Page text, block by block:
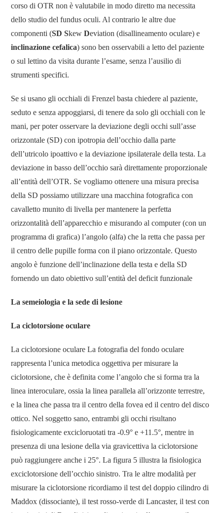
corso di OTR non è valutabile in modo diretto ma necessita
dello studio del fundus oculi. Al contrario le altre due
componenti (SD SkewDeviation (disallineamento oculare) e
inclinazione cefalica) sono ben osservabili a letto del paziente
o sul lettino da visita durante l’esame, senza l’ausilio di
strumenti specifici.
Se si usano gli occhiali di Frenzel basta chiedere al paziente,
seduto e senza appoggiarsi, di tenere da solo gli occhiali con le
mani, per poter osservare la deviazione degli occhi sull’asse
orizzontale (SD) con ipotropia dell’occhio dalla parte
dell’utricolo ipoattivo e la deviazione ipsilaterale della testa. La
deviazione in basso dell’occhio sarà direttamente proporzionale
all’entità dell’OTR. Se vogliamo ottenere una misura precisa
della SD possiamo utilizzare una macchina fotografica con
cavalletto munito di livella per mantenere la perfetta
orizzontalità dell’apparecchio e misurando al computer (con un
programma di grafica) l’angolo (alfa) che la retta che passa per
il centro delle pupille forma con il piano orizzontale. Questo
angolo è funzione dell’inclinazione della testa e della SD
fornendo un dato obiettivo sull’entità del deficit funzionale
La semeiologia e la sede di lesione
La ciclotorsione oculare
La ciclotorsione oculare La fotografia del fondo oculare
rappresenta l’unica metodica oggettiva per misurare la
ciclotorsione, che è definita come l’angolo che si forma tra la
linea interoculare, ossia la linea parallela all’orizzonte terrestre,
e la linea che passa tra il centro della fovea ed il centro del disco
ottico. Nel soggetto sano, entrambi gli occhi risultano
fisiologicamente excicloruotati tra -0.9° e +11.5°, mentre in
presenza di una lesione della via gravicettiva la ciclotorsione
può raggiungere anche i 25°. La figura 5 illustra la fisiologica
exciclotorsione dell’occhio sinistro. Tra le altre modalità per
misurare la ciclotorsione ricordiamo il test del doppio cilindro di
Maddox (dissociante), il test rosso-verde di Lancaster, il test con